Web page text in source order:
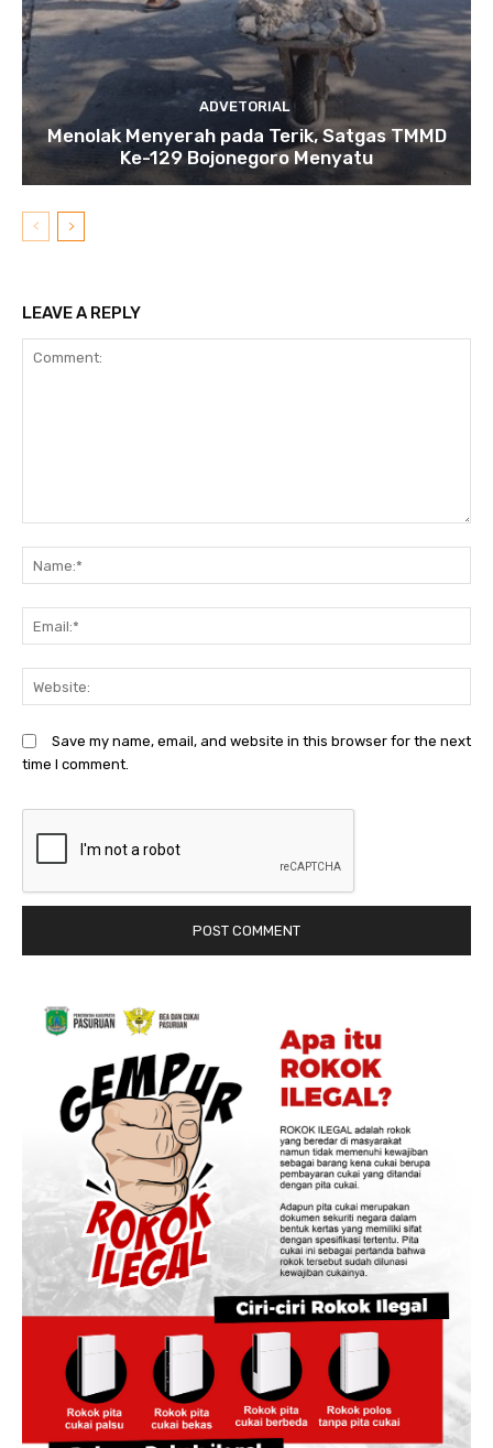
ADVETORIAL
Menolak Menyerah pada Terik, Satgas TMMD
Ke-129 Bojonegoro Menyatu
LEAVE A REPLY
Save my name, email, and website in this browser for the next
time I comment.